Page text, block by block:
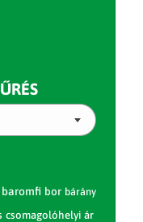
baromfi bor bárány
csomagolóhelyi ár